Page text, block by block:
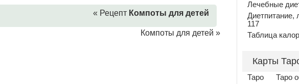
« Рецепт Компоты для детей
Компоты для детей »
Лечебные
Диетпитание,
117
Таблица
Карты
Таро
Таро